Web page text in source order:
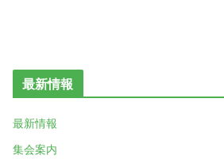
最新情報
最新情報
集会案内